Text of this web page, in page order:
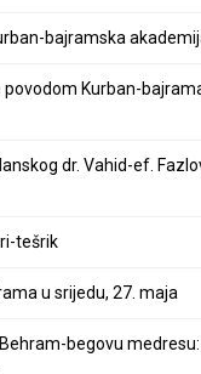
bajramska
Kurban-
dr. Vahid-ef.
tešrik
u srijedu, 27. maja
begovu